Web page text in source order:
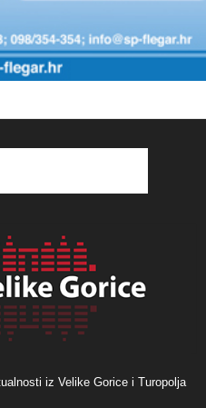
iz Velike Gorice i Turopolja